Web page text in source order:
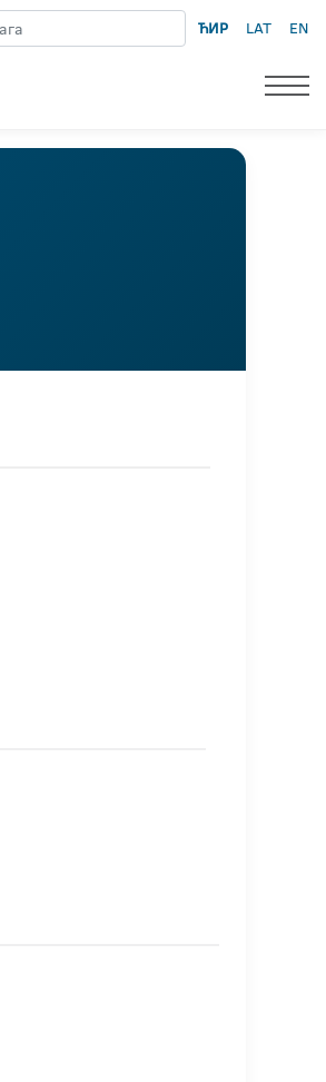
ЋИР LAT EN